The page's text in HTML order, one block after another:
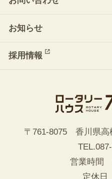
お知らせ
採用情報
〒761-8075 香川県高
TEL.
営業時間
定休